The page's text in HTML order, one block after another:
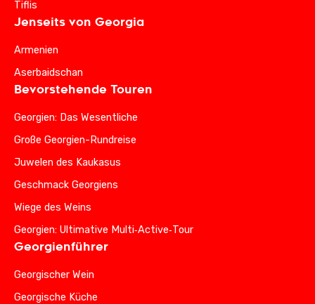
Tiflis
Jenseits von Georgia
Armenien
Aserbaidschan
Bevorstehende Touren
Georgien: Das Wesentliche
Große Georgien-Rundreise
Juwelen des Kaukasus
Geschmack Georgiens
Wiege des Weins
Georgien: Ultimative Multi‑Active‑Tour
Georgienführer
Georgischer Wein
Georgische Küche